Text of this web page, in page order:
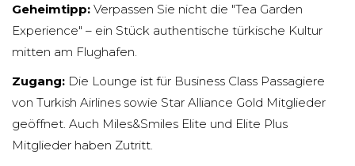
Geheimtipp: Verpassen Sie nicht die "Tea Garden
Experience" – ein Stück authentische türkische Kultur
mitten am Flughafen.
Zugang: Die Lounge ist für Business Class Passagiere
von Turkish Airlines sowie Star Alliance Gold Mitglieder
geöffnet. Auch Miles&Smiles Elite und Elite Plus
Mitglieder haben Zutritt.